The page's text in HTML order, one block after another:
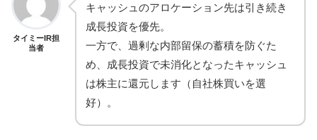
タイミーIR担
当者
キャッシュのアロケーション先は引き続き
成長投資を優先。
一方で、過剰な内部留保の蓄積を防ぐた
め、成長投資で未消化となったキャッシュ
は株主に還元します（自社株買いを選
好）。